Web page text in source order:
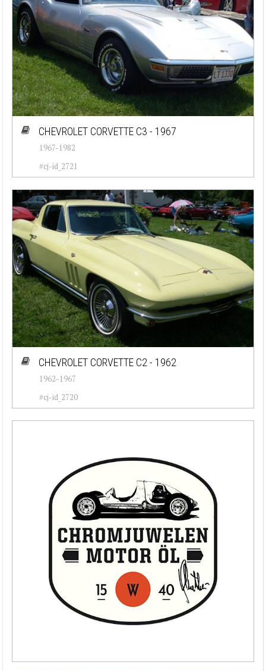
CHEVROLET CORVETTE C3 - 1967
1967-1982
#cj-id_2721
CHEVROLET CORVETTE C2 - 1962
1962-1967
#cj-id_2720